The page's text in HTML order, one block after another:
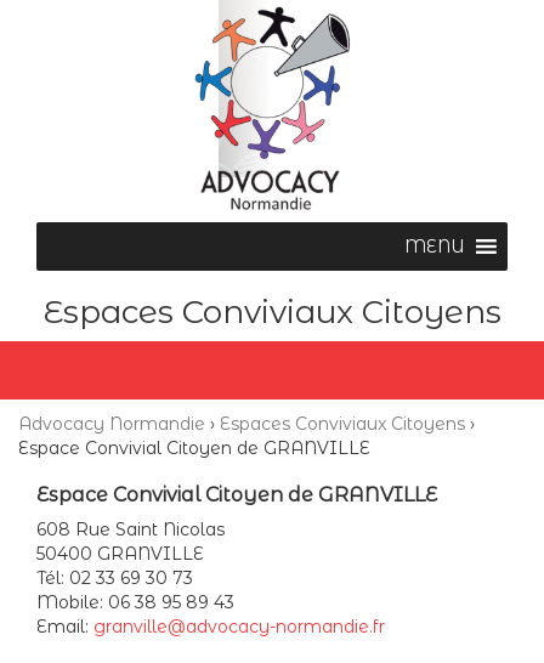
Espaces Conviviaux Citoyens
Advocacy Normandie › Espaces Conviviaux Citoyens ›
Espace Convivial Citoyen de GRANVILLE
Espace Convivial Citoyen de GRANVILLE
608 Rue Saint Nicolas
50400 GRANVILLE
Tél: 02 33 69 30 73
Mobile: 06 38 95 89 43
Email: granville@advocacy-normandie.fr